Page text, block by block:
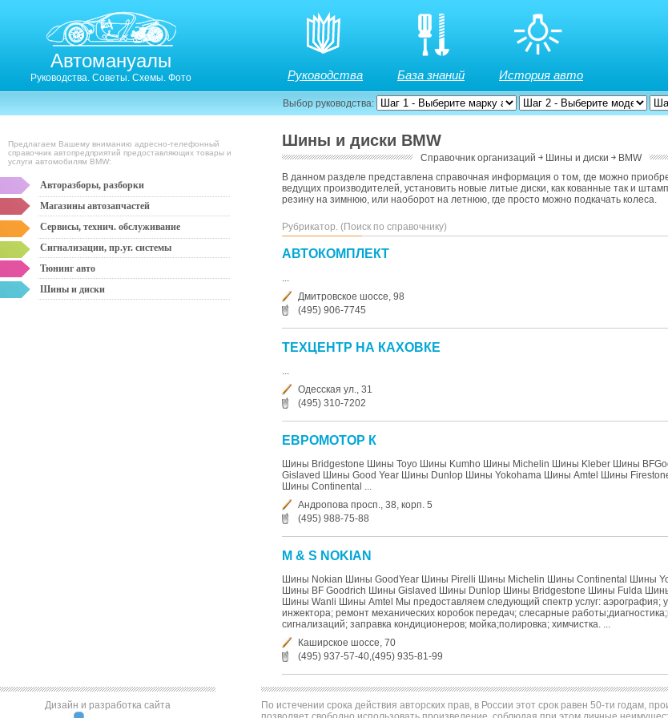
Автомануалы
Руководства. Советы. Схемы. Фото Руководства База знаний История авто
Выбор руководства:
Предлагаем Вашему вниманию адресно-телефонный
справочник автопредприятий предоставляющих товары и
услуги автомобилям BMW:
Авторазборы, разборки
Магазины автозапчастей
Сервисы, технич. обслуживание
Сигнализации, пр.уг. системы
Тюнинг авто
Шины и диски
Шины и диски BMW
Справочник организаций￫ Шины и диски￫ BMW
В данном разделе представлена справочная информация о том, где можно
ведущих производителей, установить новые литые диски, как кованные так и
резину на зимнюю, или наоборот на летнюю, где просто можно подкачать колеса.
Рубрикатор. (Поиск по справочнику)
АВТОКОМПЛЕКТ
Дмитровское шоссе, 98
(495) 906-7745
ТЕХЦЕНТР НА КАХОВКЕ
Одесская ул., 31
(495) 310-7202
ЕВРОМОТОР К
Шины Bridgestone Шины Toyo Шины Kumho Шины Michelin Шины Kleber Шины
Gislaved Шины Good Year Шины Dunlop Шины Yokohama Шины Amtel Шины
Шины Continental ...
Андропова просп., 38, корп. 5
(495) 988-75-88
M & S NOKIAN
Шины Nokian Шины GoodYear Шины Pirelli Шины Michelin Шины Continental Шины
Шины BF Goodrich Шины Gislaved Шины Dunlop Шины Bridgestone Шины Fulda
Шины Wanli Шины Amtel Мы предоставляем следующий спектр услуг: аэрография;
инжектора; ремонт механических коробок передач; слесарные
сигнализаций; заправка кондиционеров; мойка;полировка; химчистка. ...
Каширское шоссе, 70
(495) 937-57-40,(495) 935-81-99
Дизайн и разработка сайта
По истечении срока действия авторских прав, в России этот срок равен 50-ти годам,